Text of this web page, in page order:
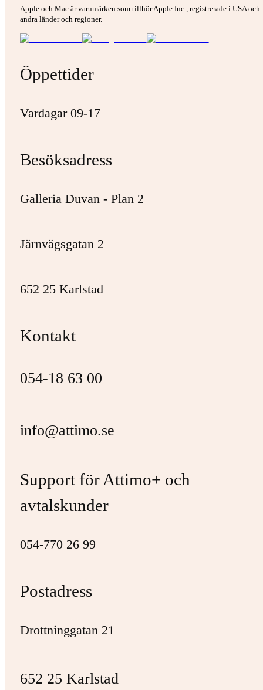
Apple och Mac är varumärken som tillhör Apple Inc., registrerade i USA och
andra länder och regioner.
Öppettider
Vardagar 09-17
Besöksadress
Galleria Duvan - Plan 2
Järnvägsgatan 2
652 25 Karlstad
Kontakt
054-18 63 00
info@attimo.se
Support för Attimo+ och
avtalskunder
054-770 26 99
Postadress
Drottninggatan 21
652 25 Karlstad